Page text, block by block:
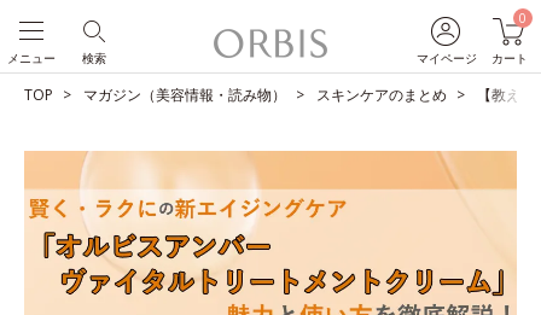
マイページ
0
カート
検索
メニュー
TOP マガジン（美容情報・読み物） スキンケアのまとめ 【教え